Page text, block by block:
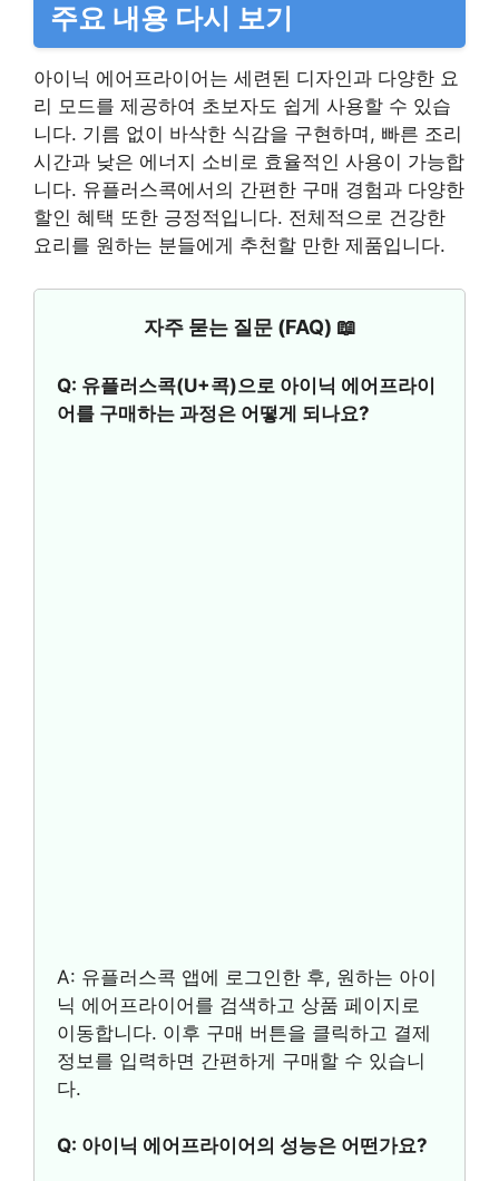
주요 내용 다시 보기
아이닉 에어프라이어는 세련된 디자인과 다양한 요
리 모드를 제공하여 초보자도 쉽게 사용할 수 있습
니다. 기름 없이 바삭한 식감을 구현하며, 빠른 조리
시간과 낮은 에너지 소비로 효율적인 사용이 가능합
니다. 유플러스콕에서의 간편한 구매 경험과 다양한
할인 혜택 또한 긍정적입니다. 전체적으로 건강한
요리를 원하는 분들에게 추천할 만한 제품입니다.
자주 묻는 질문 (FAQ) 📖
Q: 유플러스콕(U+콕)으로 아이닉 에어프라이
어를 구매하는 과정은 어떻게 되나요?
A: 유플러스콕 앱에 로그인한 후, 원하는 아이
닉 에어프라이어를 검색하고 상품 페이지로
이동합니다. 이후 구매 버튼을 클릭하고 결제
정보를 입력하면 간편하게 구매할 수 있습니
다.
Q: 아이닉 에어프라이어의 성능은 어떤가요?